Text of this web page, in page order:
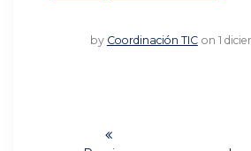
by Coordinación TIC on 1
Navegación